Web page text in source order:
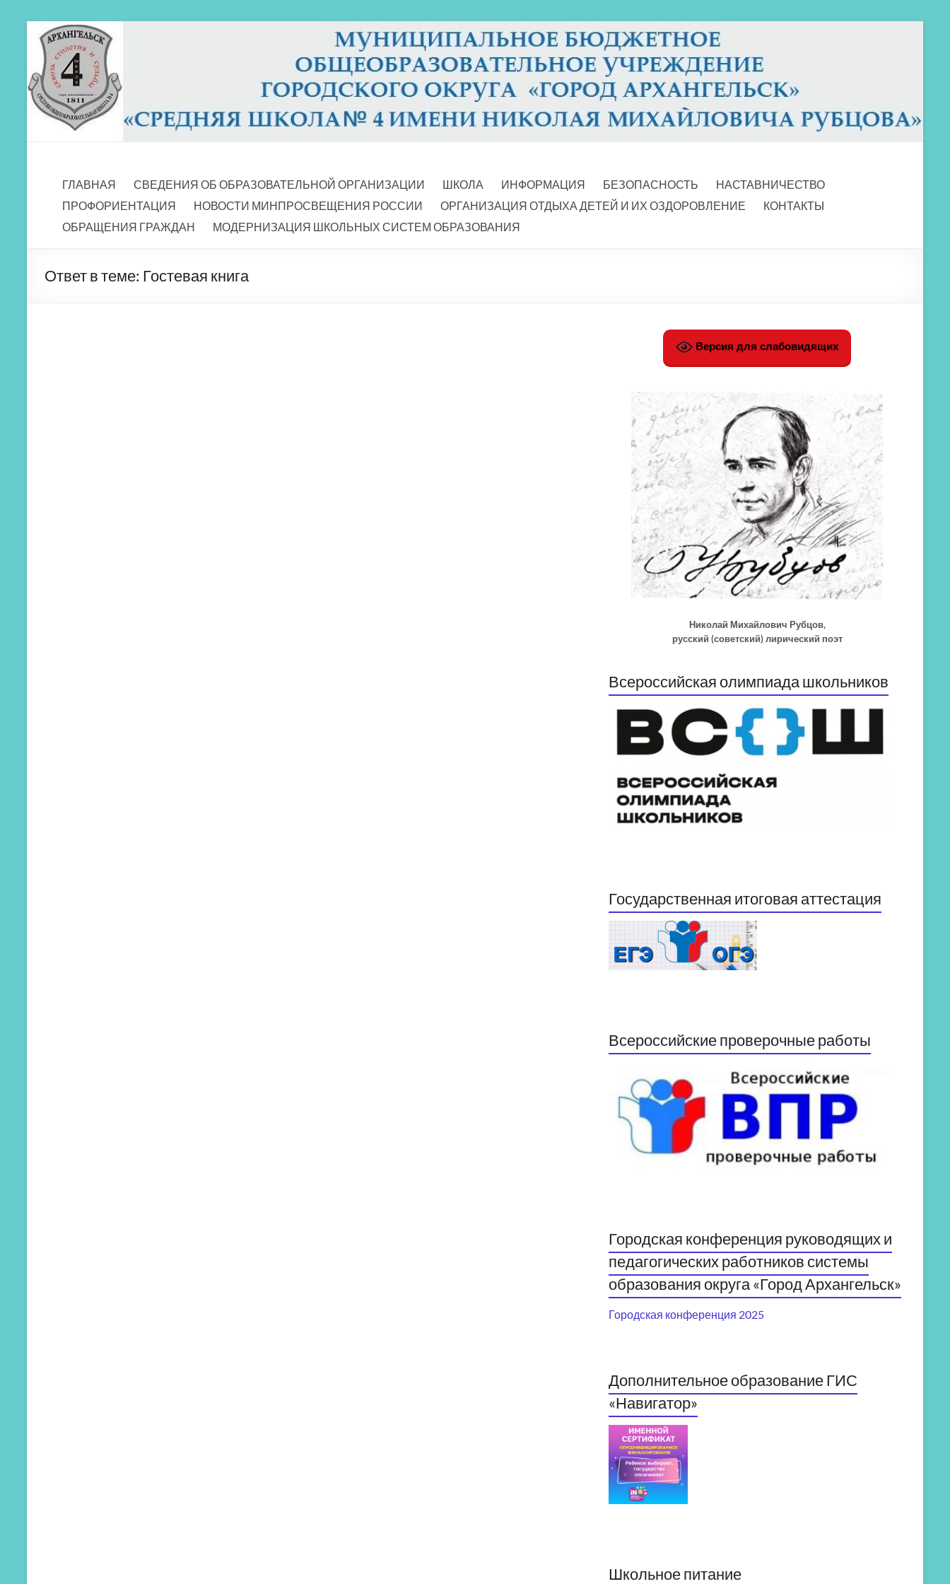
Перейти
содержимому
МБОУ СШ 4
ГЛАВНАЯ
СВЕДЕНИЯ ОБ ОБРАЗОВАТЕЛЬНОЙ ОРГАНИЗАЦИИ ШКОЛА ИНФОРМАЦИЯ БЕЗОПАСНОСТЬ
НАСТАВНИЧЕСТВО
ПРОФОРИЕНТАЦИЯ
НОВОСТИ МИНПРОСВЕЩЕНИЯ РОССИИ ОРГАНИЗАЦИЯ ОТДЫХА ДЕТЕЙ И ИХ ОЗДОРОВЛЕНИЕ
КОНТАКТЫ
ОБРАЩЕНИЯ ГРАЖДАН
МОДЕРНИЗАЦИЯ ШКОЛЬНЫХ СИСТЕМ ОБРАЗОВАНИЯ
Ответ в теме: Гостевая книга
Версия для слабовидящих
Николай Михайлович Рубцов,
русский (советский) лирический поэт
Всероссийская олимпиада школьников
Государственная итоговая аттестация
Всероссийские проверочные работы
Городская конференция руководящих и
педагогических работников системы
образования округа «Город Архангельск»
Городская конференция 2025
Дополнительное образование ГИС
«Навигатор»
Школьное питание